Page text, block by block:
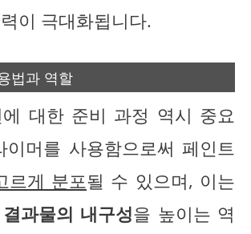
이 극대화됩니다.
법과 역할
대한 준비 과정 역시 중요
이머를 사용함으로써 페인트
르게 분포될 수 있으며, 이는
결과물의 내구성을 높이는 역